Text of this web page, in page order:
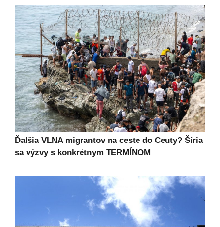
Ďalšia VLNA migrantov na ceste do Ceuty? Šíria
sa výzvy s konkrétnym TERMÍNOM